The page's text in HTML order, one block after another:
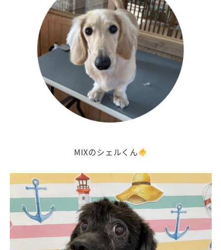
MIXのシェルくん